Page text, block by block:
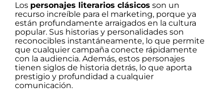
Los personajes literarios clásicos son un
recurso increíble para el marketing, porque ya
están profundamente arraigados en la cultura
popular. Sus historias y personalidades son
reconocibles instantáneamente, lo que permite
que cualquier campaña conecte rápidamente
con la audiencia. Además, estos personajes
tienen siglos de historia detrás, lo que aporta
prestigio y profundidad a cualquier
comunicación.